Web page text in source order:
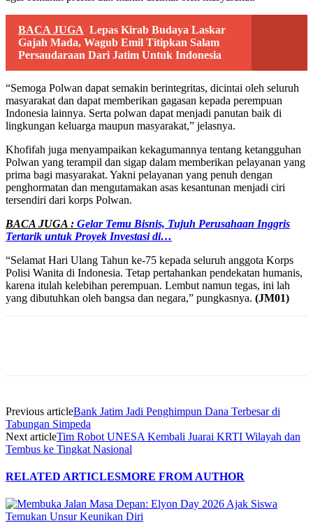
BACA JUGA Lepas Kirab Budaya Laskar
Gajah Mada, Wagub Emil Titipkan Salam
Persaudaraan Dari Jatim Untuk Indonesia
“Semoga Polwan dapat semakin berintegritas, dicintai oleh seluruh
masyarakat dan dapat memberikan gagasan kepada perempuan
Indonesia lainnya. Serta polwan dapat menjadi panutan baik di
lingkungan keluarga maupun masyarakat,” jelasnya.
Khofifah juga menyampaikan kekagumannya tentang ketangguhan
Polwan yang terampil dan sigap dalam memberikan pelayanan yang
prima bagi masyarakat. Yakni pelayanan yang penuh dengan
penghormatan dan mengutamakan asas kesantunan menjadi ciri
tersendiri dari korps Polwan.
BACA JUGA : Gelar Temu Bisnis, Tujuh Perusahaan Inggris
Tertarik untuk Proyek Investasi di…
“Selamat Hari Ulang Tahun ke-75 kepada seluruh anggota Korps
Polisi Wanita di Indonesia. Tetap pertahankan pendekatan humanis,
karena itulah kelebihan perempuan. Lembut namun tegas, ini lah
yang dibutuhkan oleh bangsa dan negara,” pungkasnya. (JM01)
Previous articleBank Jatim Jadi Penghimpun Dana Terbesar di
Tabungan Simpeda
Next articleTim Robot UNESA Kembali Juarai KRTI Wilayah dan
Tembus ke Tingkat Nasional
RELATED ARTICLESMORE FROM AUTHOR